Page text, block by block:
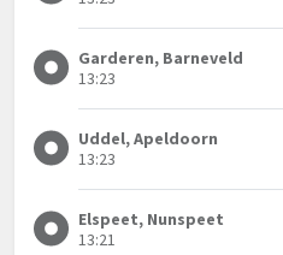
Garderen, Barneveld
13:23
Uddel, Apeldoorn
13:23
Elspeet, Nunspeet
13:21